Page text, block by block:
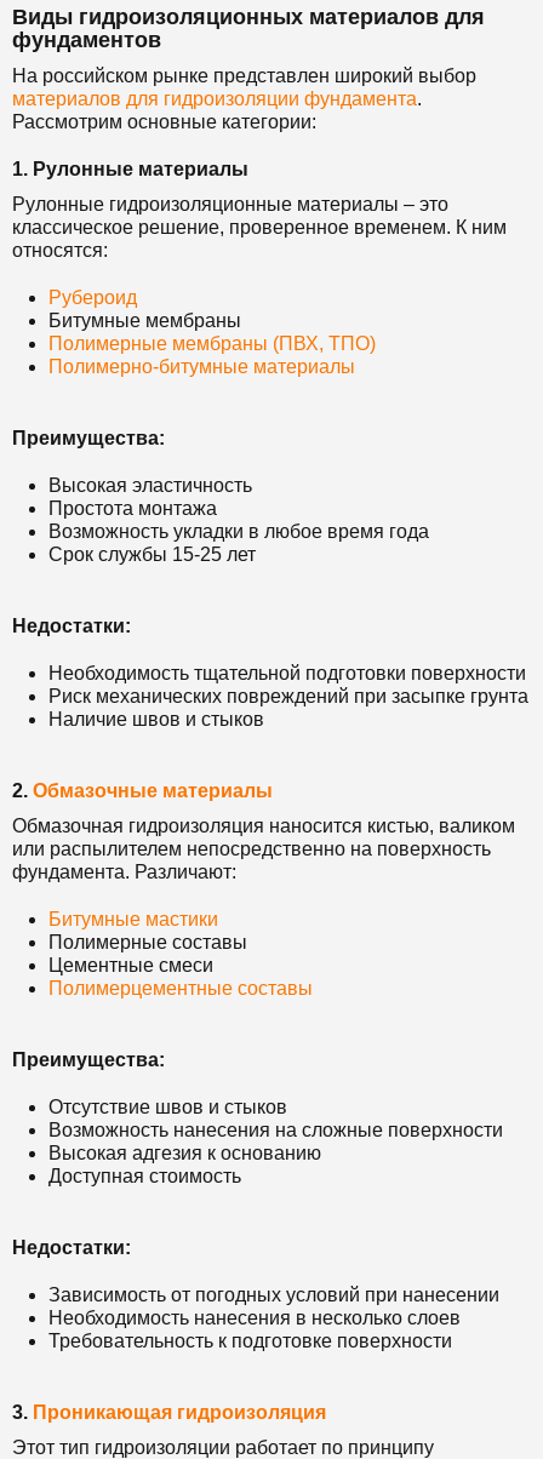
Виды гидроизоляционных материалов для
фундаментов
На российском рынке представлен широкий выбор
материалов для гидроизоляции фундамента.
Рассмотрим основные категории:
1. Рулонные материалы
Рулонные гидроизоляционные материалы – это
классическое решение, проверенное временем. К ним
относятся:
Рубероид
Битумные мембраны
Полимерные мембраны (ПВХ, ТПО)
Полимерно-битумные материалы
Преимущества:
Высокая эластичность
Простота монтажа
Возможность укладки в любое время года
Срок службы 15-25 лет
Недостатки:
Необходимость тщательной подготовки поверхности
Риск механических повреждений при засыпке грунта
Наличие швов и стыков
2. Обмазочные материалы
Обмазочная гидроизоляция наносится кистью, валиком
или распылителем непосредственно на поверхность
фундамента. Различают:
Битумные мастики
Полимерные составы
Цементные смеси
Полимерцементные составы
Преимущества:
Отсутствие швов и стыков
Возможность нанесения на сложные поверхности
Высокая адгезия к основанию
Доступная стоимость
Недостатки:
Зависимость от погодных условий при нанесении
Необходимость нанесения в несколько слоев
Требовательность к подготовке поверхности
3. Проникающая гидроизоляция
Этот тип гидроизоляции работает по принципу